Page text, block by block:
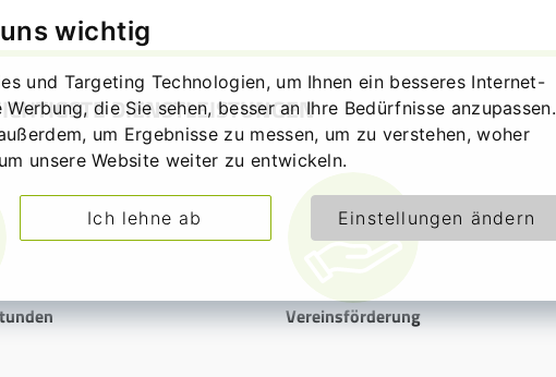
wichtig
und Targeting Technologien, um Ihnen ein besseres Internet-
die Sie sehen, besser an Ihre Bedürfnisse anzupassen.
um Ergebnisse zu messen, um zu verstehen, woher
unsere Website weiter zu entwickeln.
Ich lehne ab Einstellungen ändern
DIENSTLEISTUNGEN
Vereinsförderung